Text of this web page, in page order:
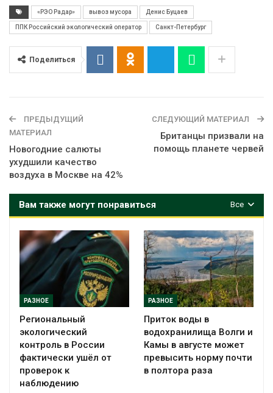
«РЭО Радар» вывоз мусора Денис Буцаев
ППК Российский экологический оператор Санкт-Петербург
Поделиться
ПРЕДЫДУЩИЙ
МАТЕРИАЛ
Новогодние салюты
ухудшили качество
воздуха в Москве на 42%
СЛЕДУЮЩИЙ МАТЕРИАЛ
Британцы призвали на
помощь планете червей
Все
Вам также могут понравиться
РАЗНОЕ
Региональный
экологический
контроль в России
фактически ушёл от
проверок к
наблюдению
РАЗНОЕ
Приток воды в
водохранилища Волги и
Камы в августе может
превысить норму почти
в полтора раза